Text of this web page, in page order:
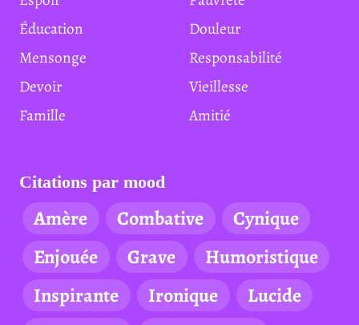
Éducation
Douleur
Mensonge
Responsabilité
Devoir
Vieillesse
Famille
Amitié
Citations par mood
Amère Combative
Cynique
Enjouée
Grave
Humoristique
Inspirante
Ironique
Lucide